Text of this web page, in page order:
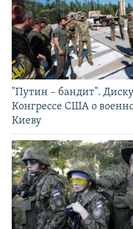
"Путин – бандит".
Конгрессе США о
Киеву